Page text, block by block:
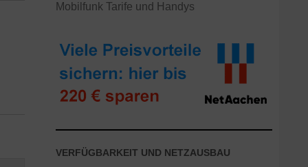
Mobilfunk Tarife und Handys
VERFÜGBARKEIT UND NETZAUSBAU